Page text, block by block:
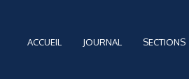
ACCUEIL JOURNAL SECTIONS